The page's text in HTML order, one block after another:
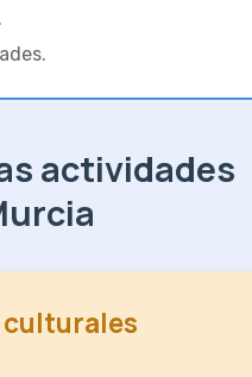
actividades